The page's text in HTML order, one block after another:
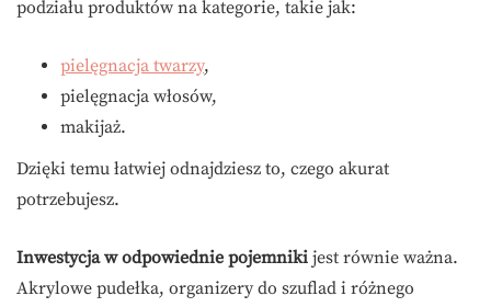
podziału produktów na kategorie, takie jak:
pielęgnacja twarzy,
pielęgnacja włosów,
makijaż.
Dzięki temu łatwiej odnajdziesz to, czego akurat
potrzebujesz.
Inwestycja w odpowiednie pojemniki jest równie ważna.
Akrylowe pudełka, organizery do szuflad i różnego